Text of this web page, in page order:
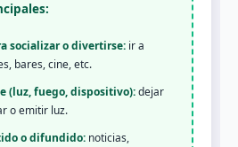
socializar o divertirse: ir a
bares, cine, etc.
(luz, fuego, dispositivo):dejar
o emitir luz.
o difundido: noticias,